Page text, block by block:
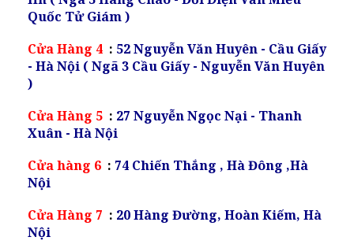
Quốc Tử Giám )
Cửa Hàng 4 : 52 Nguyễn Văn Huyên - Cầu Giấy
- Hà Nội ( Ngã 3 Cầu Giấy - Nguyễn Văn Huyên
)
Cửa Hàng 5 : 27 Nguyễn Ngọc Nại - Thanh
Xuân - Hà Nội
Cửa hàng 6 : 74 Chiến Thắng , Hà Đông ,Hà
Nội
Cửa Hàng 7 : 20 Hàng Đường, Hoàn Kiếm, Hà
Nội